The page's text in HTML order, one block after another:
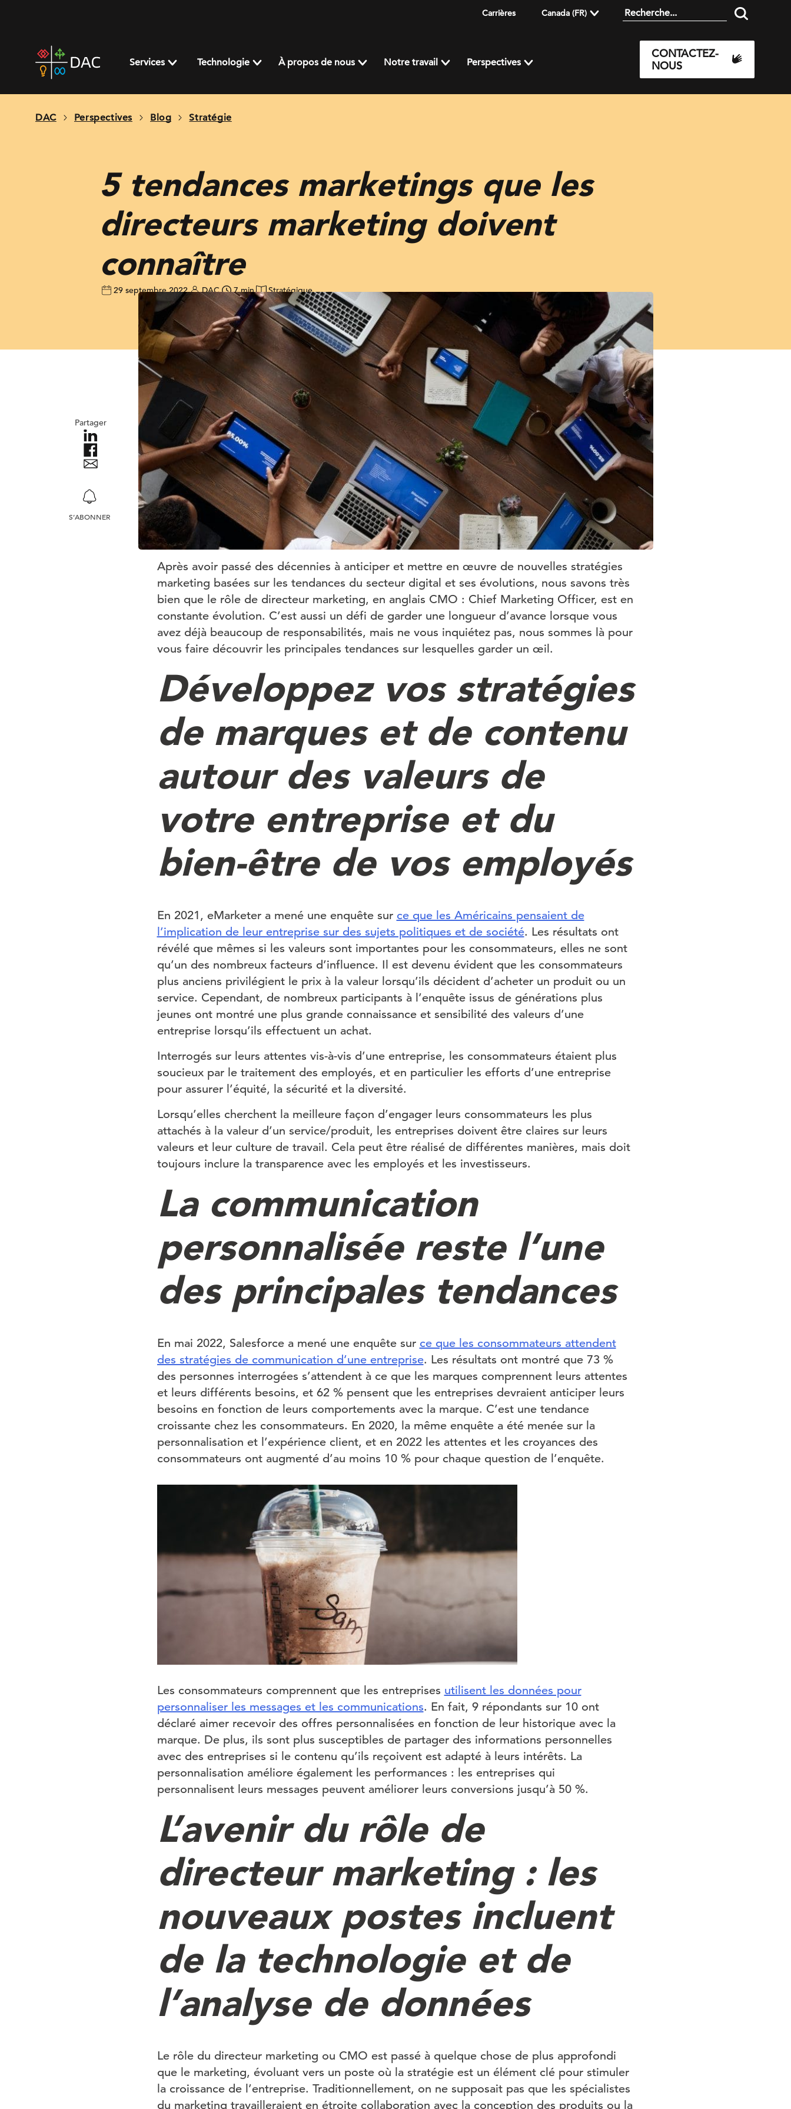
Carrières Canada (FR)
home
page
Services Technologie À propos de nous Notre travail Perspectives
CONTACTEZ-
NOUS
DAC Perspectives Blog Stratégie
5 tendances marketings que les
directeurs marketing doivent
connaître
29 septembre 2022 DAC 7 min Stratégique
Partager
S’ABONNER
Après avoir passé des décennies à anticiper et mettre en œuvre de nouvelles stratégies
marketing basées sur les tendances du secteur digital et ses évolutions, nous savons très
bien que le rôle de directeur marketing, en anglais CMO : Chief Marketing Officer, est en
constante évolution. C’est aussi un défi de garder une longueur d’avance lorsque vous
avez déjà beaucoup de responsabilités, mais ne vous inquiétez pas, nous sommes là pour
vous faire découvrir les principales tendances sur lesquelles garder un œil.
Développez vos stratégies
de marques et de contenu
autour des valeurs de
votre entreprise et du
bien-être de vos employés
En 2021, eMarketer a mené une enquête sur ce que les Américains pensaient de
l’implication de leur entreprise sur des sujets politiques et de société. Les résultats ont
révélé que mêmes si les valeurs sont importantes pour les consommateurs, elles ne sont
qu’un des nombreux facteurs d’influence. Il est devenu évident que les consommateurs
plus anciens privilégient le prix à la valeur lorsqu’ils décident d’acheter un produit ou un
service. Cependant, de nombreux participants à l’enquête issus de générations plus
jeunes ont montré une plus grande connaissance et sensibilité des valeurs d’une
entreprise lorsqu’ils effectuent un achat.
Interrogés sur leurs attentes vis-à-vis d’une entreprise, les consommateurs étaient plus
soucieux par le traitement des employés, et en particulier les efforts d’une entreprise
pour assurer l’équité, la sécurité et la diversité.
Lorsqu’elles cherchent la meilleure façon d’engager leurs consommateurs les plus
attachés à la valeur d’un service/produit, les entreprises doivent être claires sur leurs
valeurs et leur culture de travail. Cela peut être réalisé de différentes manières, mais doit
toujours inclure la transparence avec les employés et les investisseurs.
La communication
personnalisée reste l’une
des principales tendances
En mai 2022, Salesforce a mené une enquête sur ce que les consommateurs attendent
des stratégies de communication d’une entreprise. Les résultats ont montré que 73 %
des personnes interrogées s’attendent à ce que les marques comprennent leurs attentes
et leurs différents besoins, et 62 % pensent que les entreprises devraient anticiper leurs
besoins en fonction de leurs comportements avec la marque. C’est une tendance
croissante chez les consommateurs. En 2020, la même enquête a été menée sur la
personnalisation et l’expérience client, et en 2022 les attentes et les croyances des
consommateurs ont augmenté d’au moins 10 % pour chaque question de l’enquête.
Les consommateurs comprennent que les entreprises utilisent les données pour
personnaliser les messages et les communications. En fait, 9 répondants sur 10 ont
déclaré aimer recevoir des offres personnalisées en fonction de leur historique avec la
marque. De plus, ils sont plus susceptibles de partager des informations personnelles
avec des entreprises si le contenu qu’ils reçoivent est adapté à leurs intérêts. La
personnalisation améliore également les performances : les entreprises qui
personnalisent leurs messages peuvent améliorer leurs conversions jusqu’à 50 %.
L’avenir du rôle de
directeur marketing : les
nouveaux postes incluent
de la technologie et de
l’analyse de données
Le rôle du directeur marketing ou CMO est passé à quelque chose de plus approfondi
que le marketing, évoluant vers un poste où la stratégie est un élément clé pour stimuler
la croissance de l’entreprise. Traditionnellement, on ne supposait pas que les spécialistes
du marketing travailleraient en étroite collaboration avec la conception des produits ou la